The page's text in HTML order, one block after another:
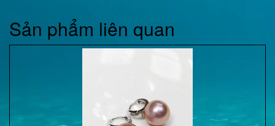
Sản phẩm liên quan